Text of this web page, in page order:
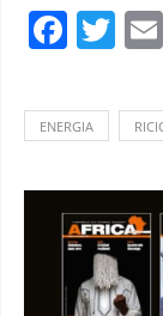
ENERGIA